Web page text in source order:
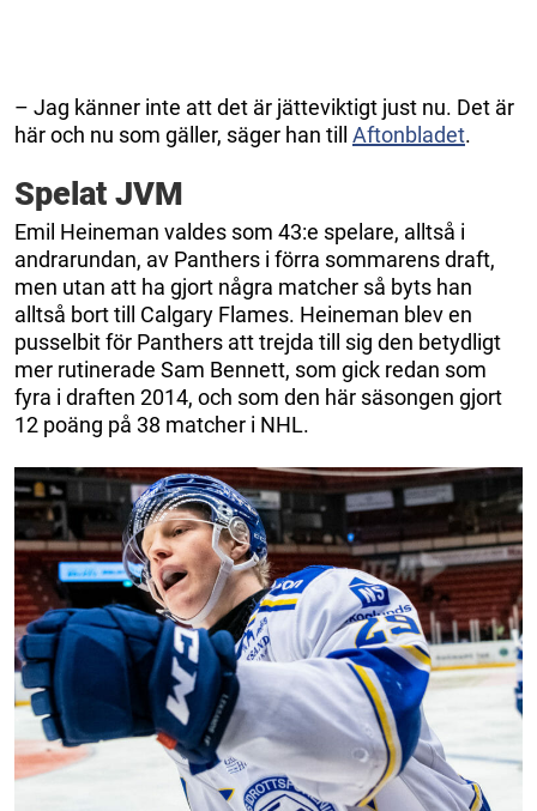
– Jag känner inte att det är jätteviktigt just nu. Det är
här och nu som gäller, säger han till Aftonbladet.
Spelat JVM
Emil Heineman valdes som 43:e spelare, alltså i
andrarundan, av Panthers i förra sommarens draft,
men utan att ha gjort några matcher så byts han
alltså bort till Calgary Flames. Heineman blev en
pusselbit för Panthers att trejda till sig den betydligt
mer rutinerade Sam Bennett, som gick redan som
fyra i draften 2014, och som den här säsongen gjort
12 poäng på 38 matcher i NHL.